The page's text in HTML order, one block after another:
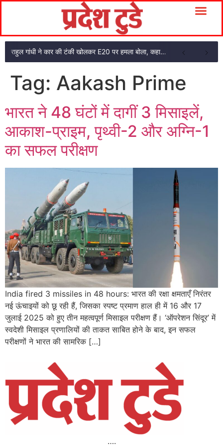
राहुल गांधी ने कार की टंकी खोलकर E20 पर हमला बोला, कहा- पूरी दाल ही काली है
Tag: Aakash Prime
भारत ने 48 घंटों में दागीं 3 मिसाइलें,
आकाश-प्राइम, पृथ्वी-2 और अग्नि-1
का सफल परीक्षण
India fired 3 missiles in 48 hours: भारत की रक्षा क्षमताएँ निरंतर
नई ऊंचाइयों को छू रही हैं, जिसका स्पष्ट प्रमाण हाल ही में 16 और 17
जुलाई 2025 को हुए तीन महत्वपूर्ण मिसाइल परीक्षण हैं। ‘ऑपरेशन सिंदूर’ में
स्वदेशी मिसाइल प्रणालियों की ताकत साबित होने के बाद, इन सफल
परीक्षणों ने भारत की सामरिक […]
….